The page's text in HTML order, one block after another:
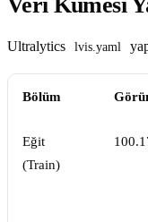
Veri Kümesi
Ultralytics lvis.yaml
Bölüm
Eğit
(Train)